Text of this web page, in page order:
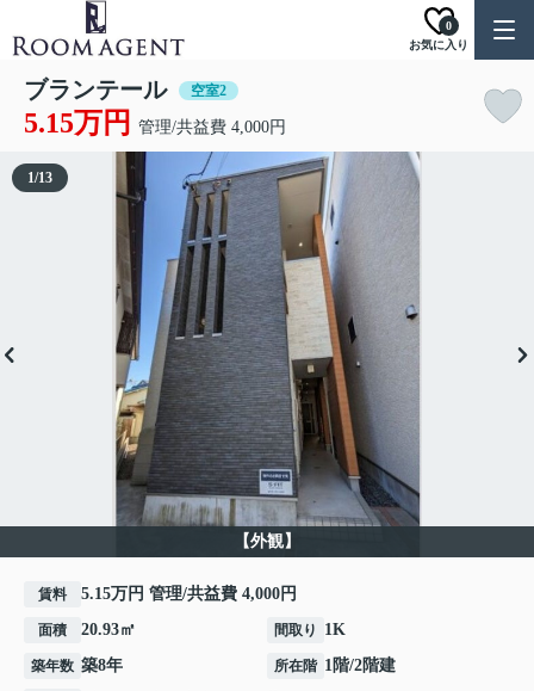
お気に入り
0
ブランテール 空室2
5.15万円 管理/共益費 4,000円
【外観】
1/13
賃料 5.15万円 管理/共益費 4,000円
面積 20.93㎡ 間取り 1K
築年数 築8年 所在階 1階/2階建